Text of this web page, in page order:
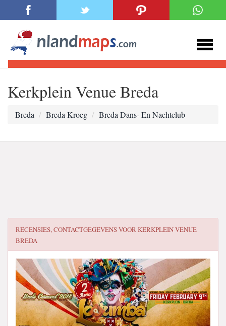
Kerkplein Venue Breda
Breda Breda Kroeg Breda Dans- En Nachtclub
RECENSIES, CONTACTGEGEVENS VOORKERKPLEIN VENUE
BREDA